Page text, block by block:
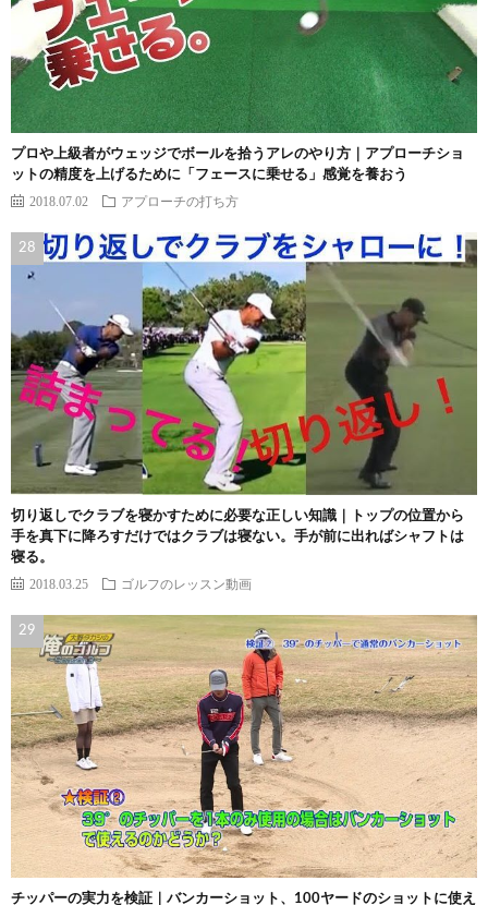
プロや上級者がウェッジでボールを拾うアレのやり方｜アプローチショ
ットの精度を上げるために「フェースに乗せる」感覚を養おう
2018.07.02 アプローチの打ち方
切り返しでクラブを寝かすために必要な正しい知識｜トップの位置から
手を真下に降ろすだけではクラブは寝ない。手が前に出ればシャフトは
寝る。
2018.03.25 ゴルフのレッスン動画
チッパーの実力を検証｜バンカーショット、100ヤードのショットに使え